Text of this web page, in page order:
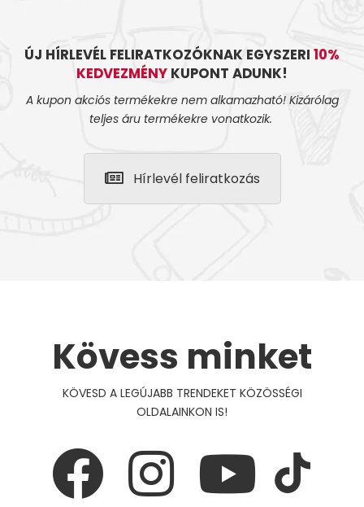
ÚJ HÍRLEVÉL FELIRATKOZÓKNAK EGYSZERI 10%
KEDVEZMÉNY KUPONT ADUNK!
A kupon akciós termékekre nem alkamazható! Kizárólag
teljes áru termékekre vonatkozik.
Hírlevél feliratkozás
Kövess minket
KÖVESD A LEGÚJABB TRENDEKET KÖZÖSSÉGI
OLDALAINKON IS!